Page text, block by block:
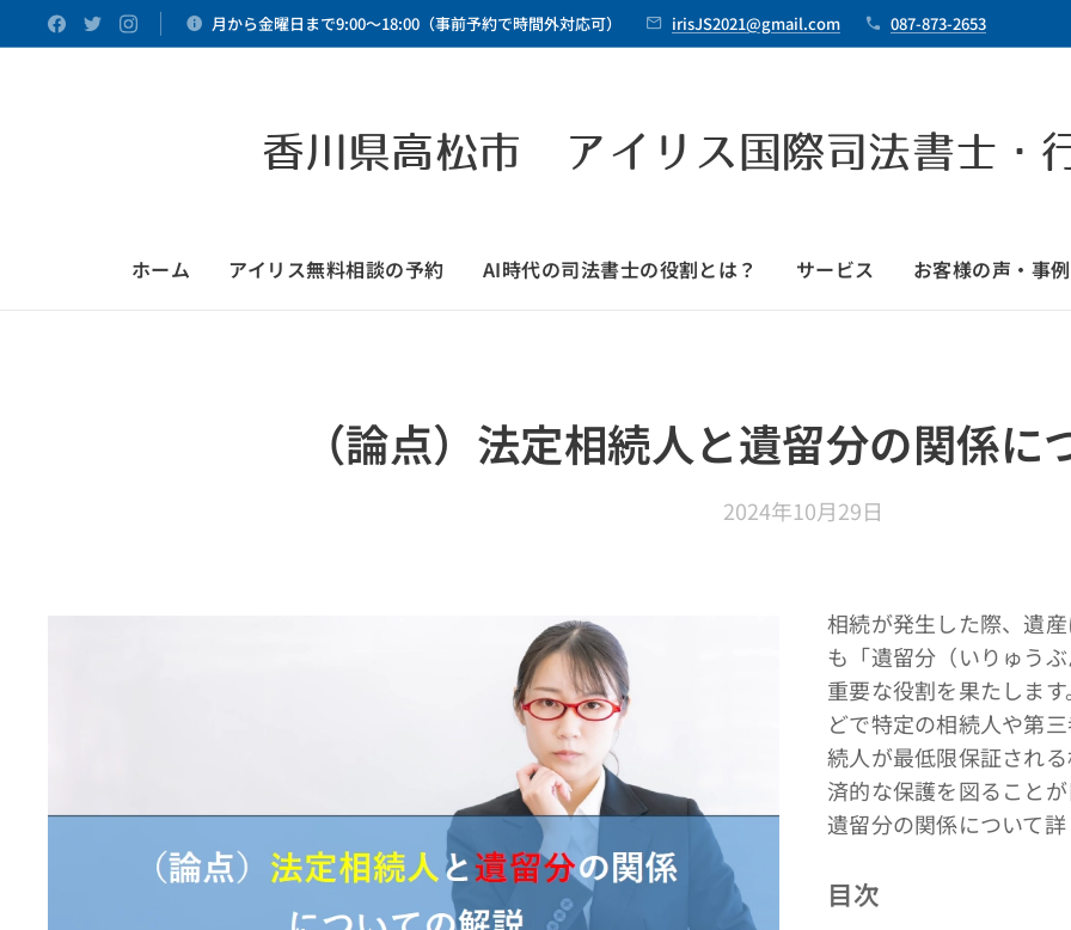
月から金曜日まで9:00～18:00（事前予約で時間外対応可） irisJS2021@gmail.com 087-873-2653
香川県高松市 アイリス国際司法書士・
ホーム アイリス無料相談の予約 AI時代の司法書士の役割とは？ サービス お客様の声・事例
（論点）法定相続人と遺留分の関係に
2024年10月29日
相続が発生した際、遺
も「遺留分（いりゅう
重要な役割を果たしま
どで特定の相続人や第
続人が最低限保証され
済的な保護を図ること
遺留分の関係について
目次